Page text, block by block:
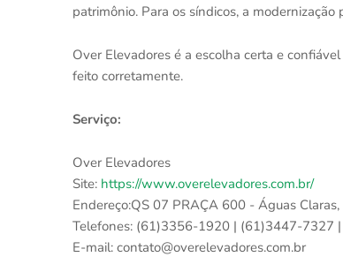
patrimônio. Para os síndicos, a
Over Elevadores é a escolha certa e
feito corretamente.
Serviço:
Over Elevadores
Site: https://www.overelevadores.com.br/
Endereço:QS 07 PRAÇA 600 - Águas Claras,
Telefones: (61)3356-1920 | (61)3447-
E-mail: contato@overelevadores.com.br